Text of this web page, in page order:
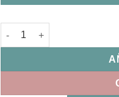
Chupete Soy el final feliz